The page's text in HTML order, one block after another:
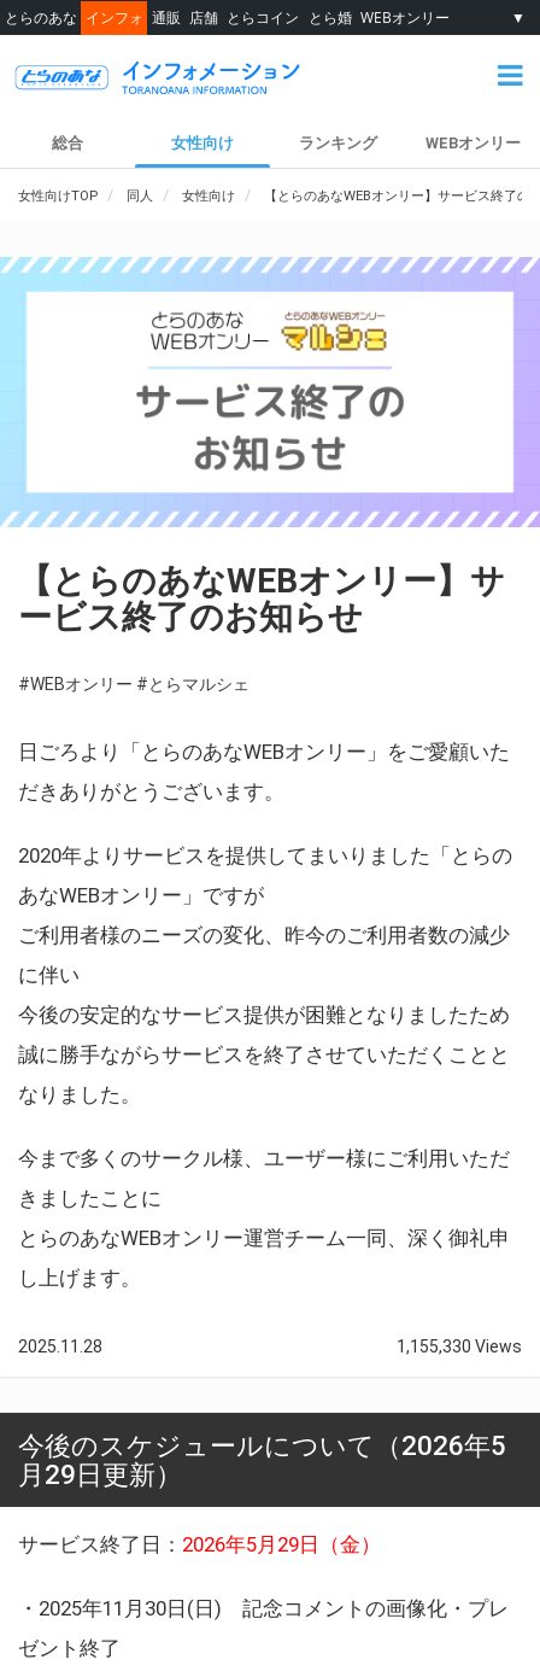
とらのあな インフォ 通販 店舗 とらコイン とら婚 WEBオンリー ▼
総合 女性向け ランキング WEBオンリー
女性向けTOP 同人 女性向け 【とらのあなWEBオンリー】サービス終了の
【とらのあなWEBオンリー】サ
ービス終了のお知らせ
#WEBオンリー #とらマルシェ
日ごろより「とらのあなWEBオンリー」をご愛顧いた
だきありがとうございます。
2020年よりサービスを提供してまいりました「とらの
あなWEBオンリー」ですが
ご利用者様のニーズの変化、昨今のご利用者数の減少
に伴い
今後の安定的なサービス提供が困難となりましたため
誠に勝手ながらサービスを終了させていただくことと
なりました。
今まで多くのサークル様、ユーザー様にご利用いただ
きましたことに
とらのあなWEBオンリー運営チーム一同、深く御礼申
し上げます。
2025.11.28 1,155,330 Views
今後のスケジュールについて（2026年5
月29日更新）
サービス終了日： 2026年5月29日（金）
・2025年11月30日(日) 記念コメントの画像化・プレ
ゼント終了